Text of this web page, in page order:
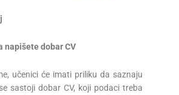
napišete dobarCV
učenici će imati priliku da saznaju
sastoji dobar CV, koji podaci treba